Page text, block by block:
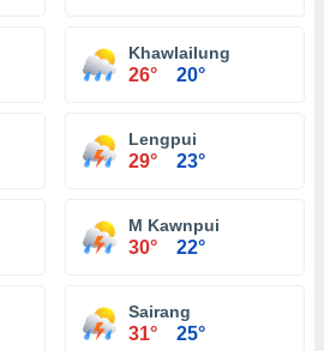
Khawlailung
26° 20°
Lengpui
29° 23°
M Kawnpui
30° 22°
Sairang
31° 25°